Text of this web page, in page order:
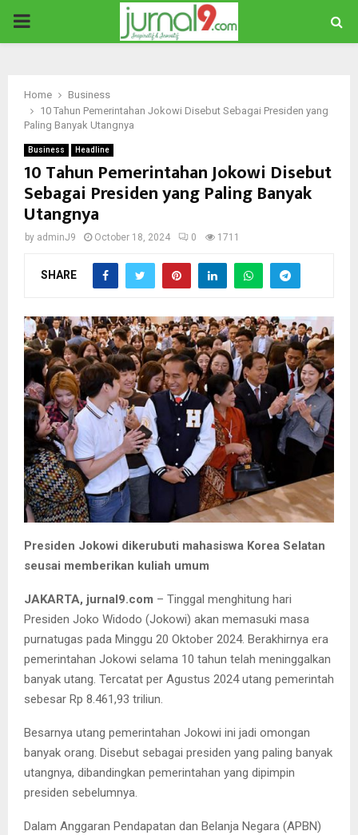
PRIMARY
Home
Business
10 Tahun Pemerintahan Jokowi Disebut Sebagai Presiden yang
Paling Banyak Utangnya
Business Headline
10 Tahun Pemerintahan Jokowi Disebut
Sebagai Presiden yang Paling Banyak
Utangnya
by adminJ9 October 18, 2024 0 1711
SHARE
Presiden Jokowi dikerubuti mahasiswa Korea Selatan
seusai memberikan kuliah umum
JAKARTA, jurnal9.com – Tinggal menghitung hari
Presiden Joko Widodo (Jokowi) akan memasuki masa
purnatugas pada Minggu 20 Oktober 2024. Berakhirnya era
pemerintahan Jokowi selama 10 tahun telah meninggalkan
banyak utang. Tercatat per Agustus 2024 utang pemerintah
sebesar Rp 8.461,93 triliun.
Besarnya utang pemerintahan Jokowi ini jadi omongan
banyak orang. Disebut sebagai presiden yang paling banyak
utangnya, dibandingkan pemerintahan yang dipimpin
presiden sebelumnya.
Dalam Anggaran Pendapatan dan Belanja Negara (APBN)